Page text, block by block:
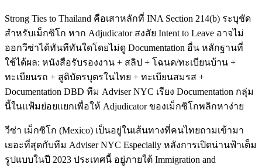
Strong Ties to Thailand คือเสาหลักที่ INA Section 214(b) ระบุชัด
สำหรับเม็กซิโก หาก Adjudicator สงสัย Intent to Leave อาจไม่
ออกวีซ่าได้ทันทีทันใดโดยไม่ดู Documentation อื่น หลักฐานที่
ใช้ได้ผล: หนังสือรับรองงาน + สลิป + โฉนด/ทะเบียนบ้าน +
ทะเบียนรถ + สูติบัตรบุตรในไทย + ทะเบียนสมรส +
Documentation DBD ทีม Adviser NYC เรียง Documentation กลุ่ม
นี้ในแฟ้มย่อยแยกเพื่อให้ Adjudicator ของเม็กซิโกพลิกหาง่าย
วีซ่า เม็กซิโก (Mexico) เป็นอยู่ในเส้นทางที่คนไทยถามเข้ามา
เยอะที่สุดกับทีม Adviser NYC Especially หลังการเปิดน่านฟ้าเต็ม
รูปแบบในปี 2023 ประเทศนี้ อยู่ภายใต้ Immigration and